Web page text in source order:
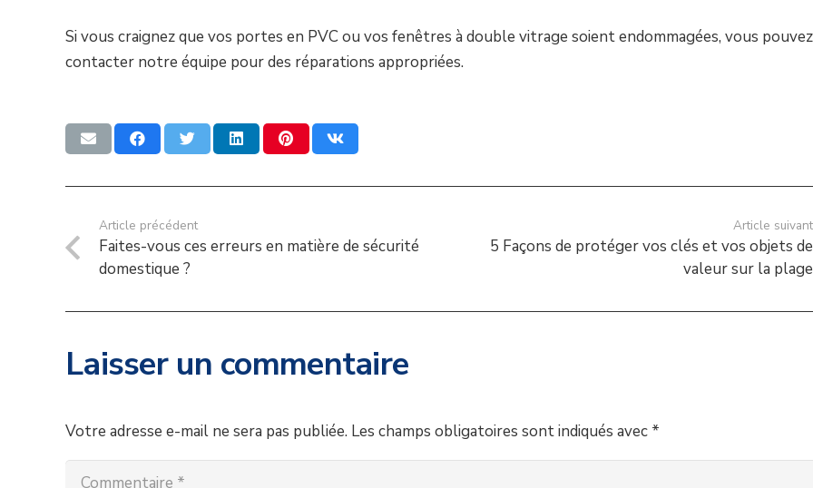
Si vous craignez que vos portes en PVC ou vos fenêtres à double vitrage soient endommagées, vous pouvez
contacter notre équipe pour des réparations appropriées.
Article précédent
Faites-vous ces erreurs en matière de sécurité
domestique ?
Article suivant
5 Façons de protéger vos clés et vos objets de
valeur sur la plage
Laisser un commentaire
Votre adresse e-mail ne sera pas publiée. Les champs obligatoires sont indiqués avec *